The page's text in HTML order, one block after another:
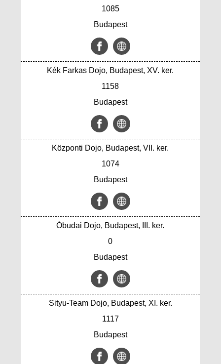
1085
Budapest
Kék Farkas Dojo, Budapest, XV. ker.
1158
Budapest
Központi Dojo, Budapest, VII. ker.
1074
Budapest
Óbudai Dojo, Budapest, III. ker.
0
Budapest
Sityu-Team Dojo, Budapest, XI. ker.
1117
Budapest